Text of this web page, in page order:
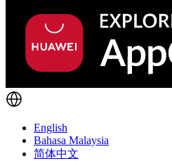
English
Bahasa Malaysia
简体中文